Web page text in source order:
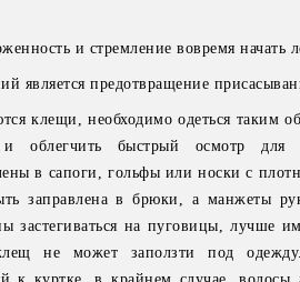
и стремление вовремя начать
является предотвращение
клещи, необходимо одеться таким
облегчить быстрый осмотр для
в сапоги, гольфы или носки с
заправлена в брюки, а манжеты
на пуговицы, лучше
не может заползти под